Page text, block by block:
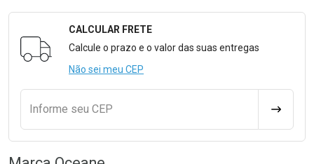
Formulário para Calcular o Frete
CALCULAR FRETE
Calcule o prazo e o valor das suas entregas
Não sei meu CEP
Informe seu CEP